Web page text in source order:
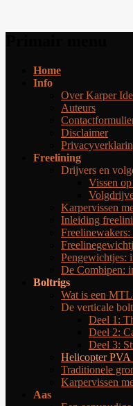
Home
Info
Over Karper
Auteurs
Disclaimer
Freelining
Drijvers en
Vissen
Karpervissen
Inleiding
Pengewichtjes:
De Combipen:
Boltrigs
Wat is een
De verticale
Deel 1:
Deel 2:
Deel 3:
Helicopter PVA
Traditionele
Karpervissen
Aas